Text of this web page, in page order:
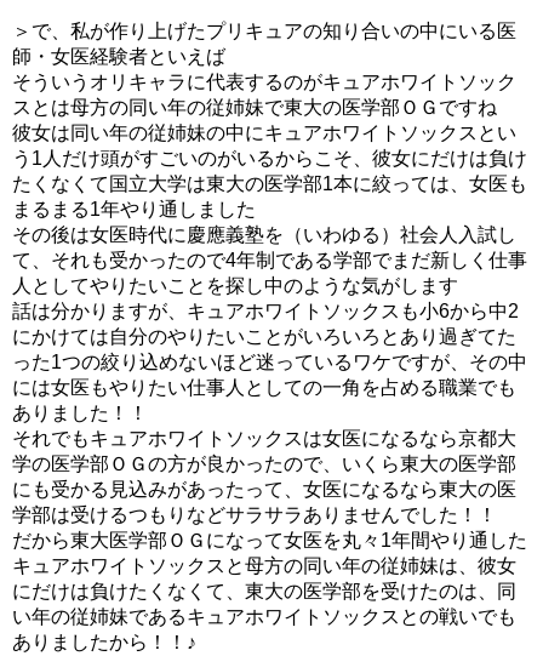
＞で、私が作り上げたプリキュアの知り合いの中にいる医
師・女医経験者といえば
そういうオリキャラに代表するのがキュアホワイトソック
スとは母方の同い年の従姉妹で東大の医学部ＯＧですね
彼女は同い年の従姉妹の中にキュアホワイトソックスとい
う1人だけ頭がすごいのがいるからこそ、彼女にだけは負け
たくなくて国立大学は東大の医学部1本に絞っては、女医も
まるまる1年やり通しました
その後は女医時代に慶應義塾を（いわゆる）社会人入試し
て、それも受かったので4年制である学部でまだ新しく仕事
人としてやりたいことを探し中のような気がします
話は分かりますが、キュアホワイトソックスも小6から中2
にかけては自分のやりたいことがいろいろとあり過ぎてた
った1つの絞り込めないほど迷っているワケですが、その中
には女医もやりたい仕事人としての一角を占める職業でも
ありました！！
それでもキュアホワイトソックスは女医になるなら京都大
学の医学部ＯＧの方が良かったので、いくら東大の医学部
にも受かる見込みがあったって、女医になるなら東大の医
学部は受けるつもりなどサラサラありませんでした！！
だから東大医学部ＯＧになって女医を丸々1年間やり通した
キュアホワイトソックスと母方の同い年の従姉妹は、彼女
にだけは負けたくなくて、東大の医学部を受けたのは、同
い年の従姉妹であるキュアホワイトソックスとの戦いでも
ありましたから！！♪